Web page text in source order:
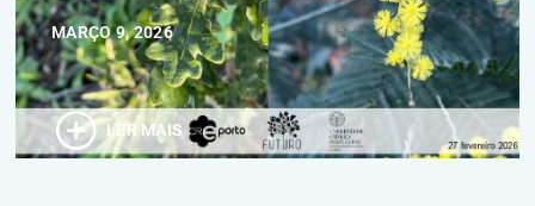
MARÇO 9, 2026
LER MAIS